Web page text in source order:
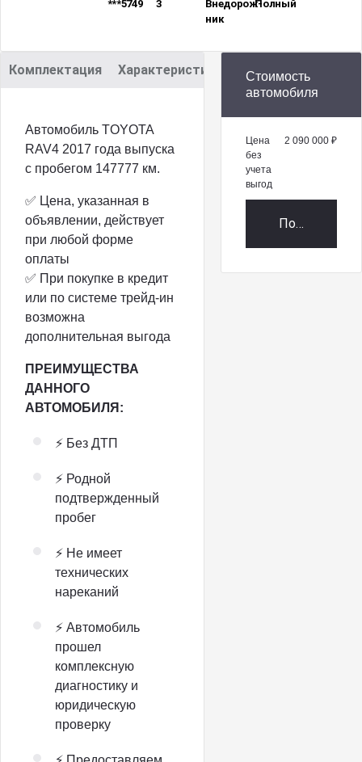
***5749 3
Внедорож­
ник
Полный
Комплектация Характеристики Описание
Автомобиль TOYOTA
RAV4 2017 года выпуска
с пробегом 147777 км.
✅ Цена, указанная в
объявлении, действует
при любой форме
оплаты
✅ При покупке в кредит
или по системе трейд-ин
возможна
дополнительная выгода
ПРЕИМУЩЕСТВА
ДАННОГО
АВТОМОБИЛЯ:
⚡ Без ДТП
⚡ Родной
подтвержденный
пробег
⚡ Не имеет
технических
нареканий
⚡ Автомобиль
прошел
комплексную
диагностику и
юридическую
проверку
Стоимость
автомобиля
Цена
без
учета
выгод
2 090 000 ₽
Получить